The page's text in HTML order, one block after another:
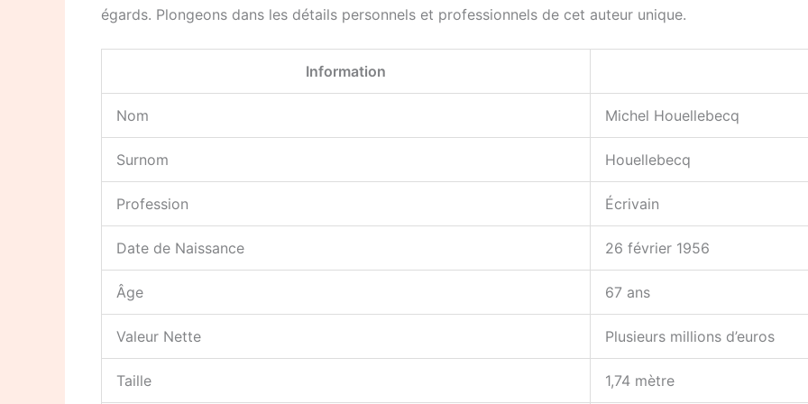
égards. Plongeons dans les détails personnels et professionnels de cet auteur unique.
Information
Nom Michel Houellebecq
Surnom Houellebecq
Profession Écrivain
Date de Naissance 26 février 1956
Âge 67 ans
Valeur Nette Plusieurs millions d’euros
Taille 1,74 mètre